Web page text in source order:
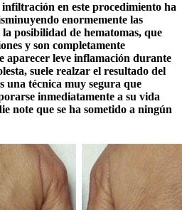
en este procedimiento ha
enormemente las
posibilidad de hematomas, que
y son completamente
aparecer leve inflamación durante
suele realzar el resultado del
una técnica muy segura que
inmediatamente a su vida
note que se ha sometido a ningún